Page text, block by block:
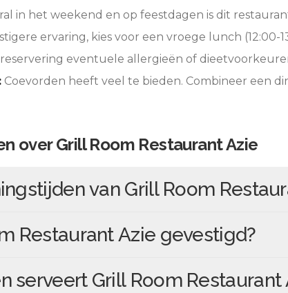
in het weekend en op feestdagen is dit
ervaring, kies voor een vroege lunch (12:00-
reservering eventuele allergieën of
Coevorden heeft veel te bieden. Combineer een
overGrill Room Restaurant Azie
van Grill Room
Restaurant Azie gevestigd?
serveert Grill Room Restaurant